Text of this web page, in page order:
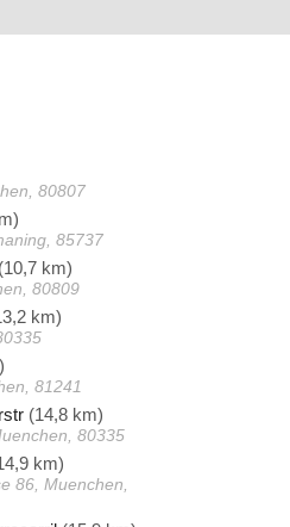
80807
85737
(10,7 km)
80809
km)
81241
(14,8 km)
80335
km)
86, Muenchen,